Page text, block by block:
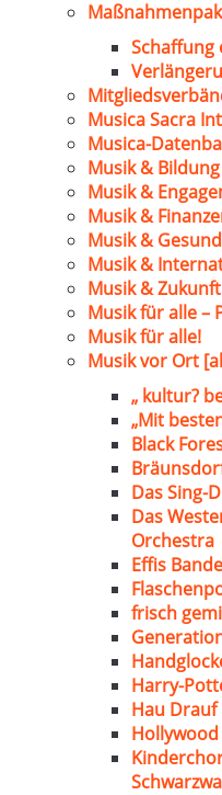
Schaffung
Musica Sacra
Musica-
Musik & Bildung
Musik &
Musik &
Musik &
Musik &
Musik & Zukunft
Musik für alle –
Musik für alle!
Musik vor Ort
„ kultur?
„Mit
Black
Das Sing-
Das
Orchestra
Effis Bande
frisch
Harry-
Hau Drauf